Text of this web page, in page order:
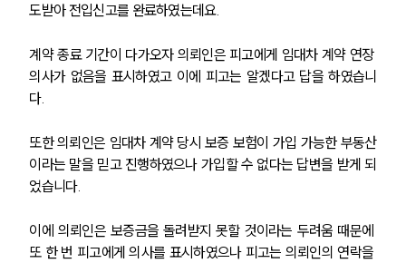
도받아 전입신고를 완료하였는데요.
계약 종료 기간이 다가오자 의뢰인은 피고에게 임대차 계약 연장
의사가 없음을 표시하였고 이에 피고는 알겠다고 답을 하였습니
다.
또한 의뢰인은 임대차 계약 당시 보증 보험이 가입 가능한 부동산
이라는 말을 믿고 진행하였으나 가입할 수 없다는 답변을 받게 되
었습니다.
이에 의뢰인은 보증금을 돌려받지 못할 것이라는 두려움 때문에
또 한 번 피고에게 의사를 표시하였으나 피고는 의뢰인의 연락을